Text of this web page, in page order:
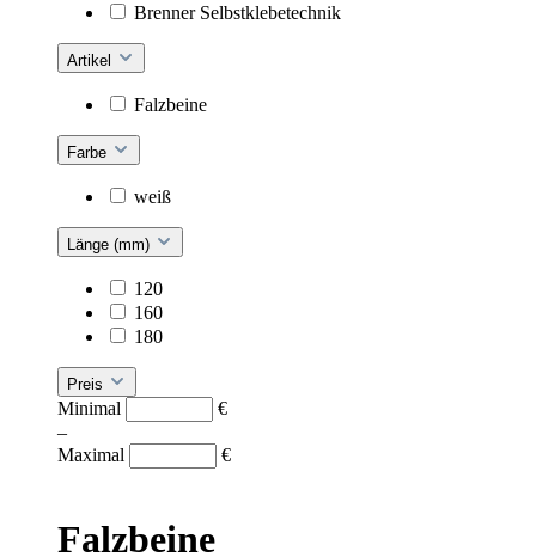
Brenner Selbstklebetechnik
Artikel
Falzbeine
Farbe
weiß
Länge (mm)
120
160
180
Preis
Minimal
€
–
Maximal
€
Falzbeine